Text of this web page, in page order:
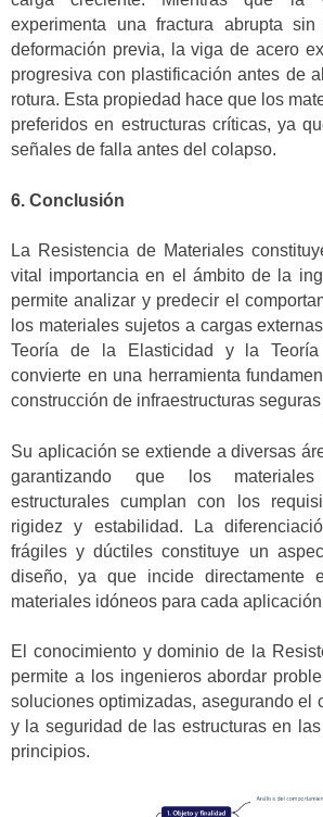
experimenta una fractura abrupta
deformación previa, la viga de acero
progresiva con plastificación antes de
rotura. Esta propiedad hace que los
preferidos en estructuras críticas, ya
señales de falla antes del colapso.
6. Conclusión
La Resistencia de Materiales
vital importancia en el ámbito de la
permite analizar y predecir el
los materiales sujetos a cargas
Teoría de la Elasticidad y la
convierte en una herramienta
construcción de infraestructuras
Su aplicación se extiende a diversas
garantizando que los
estructurales cumplan con los
rigidez y estabilidad. La
frágiles y dúctiles constituye un
diseño, ya que incide directamente
materiales idóneos para cada
El conocimiento y dominio de la
permite a los ingenieros abordar
soluciones optimizadas, asegurando el
y la seguridad de las estructuras en
principios.